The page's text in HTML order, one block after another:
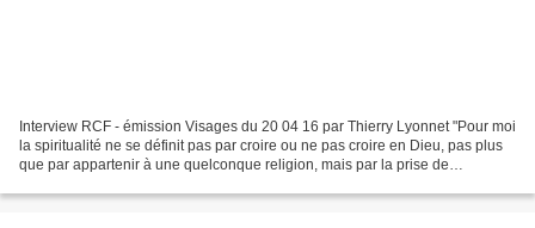
Interview RCF - émission Visages du 20 04 16 par Thierry Lyonnet "Pour moi
la spiritualité ne se définit pas par croire ou ne pas croire en Dieu, pas plus
que par appartenir à une quelconque religion, mais par la prise de